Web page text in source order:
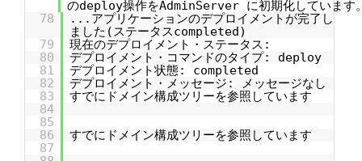
のdeploy操作をAdminServer に初期化しています
78
...アプリケーションのデプロイメントが完了し
ました(ステータスcompleted)
79
現在のデプロイメント・ステータス:
80
デプロイメント・コマンドのタイプ: deploy
81
デプロイメント状態: completed
82
デプロイメント・メッセージ: メッセージなし
83
すでにドメイン構成ツリーを参照しています
84
85
86
すでにドメイン構成ツリーを参照しています
87